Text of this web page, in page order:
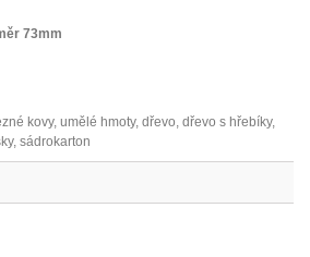
73mm
kovy, umělé hmoty, dřevo, dřevo s hřebíky,
sádrokarton